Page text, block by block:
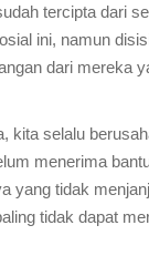
tercipta dari
ini, namun
dari mereka
kita selalu
menerima
yang tidak
tidak dapat